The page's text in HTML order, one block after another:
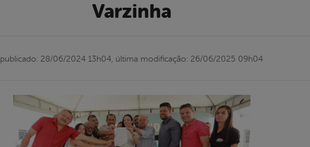
Varzinha
publicado: 28/06/2024 13h04, última modificação: 26/06/2025 09h04